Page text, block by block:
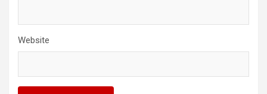
Website